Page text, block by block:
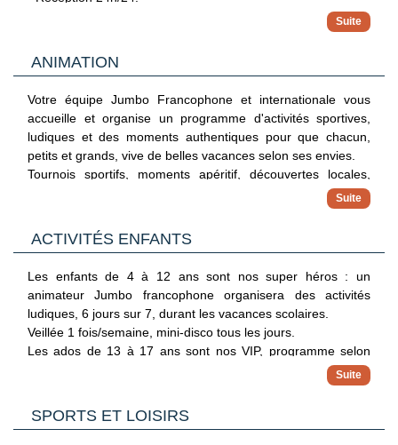
En supplément :
- Coffre-fort (18euros/semaine + 5euros caution)
- Appartement 2 chambres, 70 m² (capacité : minimum 3
adultes, et maximum : 4 adultes +1 enfant). 2 lits simple
dans chaque chambre et 1 canapé-lit (matelas de 80 x 190
cm) dans le salon, climatisation. Vue jardin.
- Service de blanchisserie.
- Services médicaux.
- Service de voiturier.
ANIMATION
Votre équipe Jumbo Francophone et internationale vous
accueille et organise un programme d'activités sportives,
ludiques et des moments authentiques pour que chacun,
petits et grands, vive de belles vacances selon ses envies.
Tournois sportifs, moments apéritif, découvertes locales,
Des journées rythmées et des soirées variées (jusqu'à
22h30) donneront à votre séjour le petit plus que vous
attendiez !
ACTIVITÉS ENFANTS
Les enfants de 4 à 12 ans sont nos super héros : un
animateur Jumbo francophone organisera des activités
ludiques, 6 jours sur 7, durant les vacances scolaires.
Veillée 1 fois/semaine, mini-disco tous les jours.
Les ados de 13 à 17 ans sont nos VIP, programme selon
leur envie avec l'animateur Jumb'ado francophone, 6 j/7 en
L'hôtel dispose de :
SPORTS ET LOISIRS